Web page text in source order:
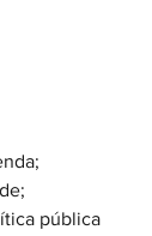
pública